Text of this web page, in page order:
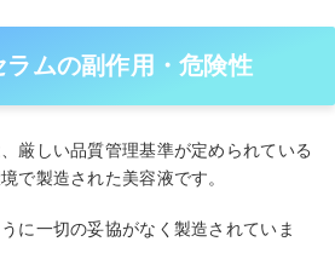
ムの副作用・危険性
厳しい品質管理基準が定められている
で製造された美容液です。
に一切の妥協がなく製造されていま